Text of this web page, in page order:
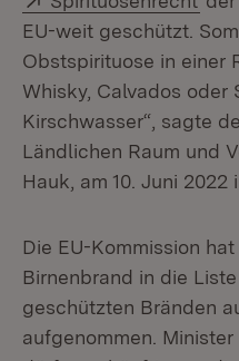
EU-weit geschützt.
Obstspirituose in einer
Whisky, Calvados oder
Kirschwasser“, sagte
Ländlichen Raum und
Hauk, am 10. Juni 2022
Die EU-Kommission
Birnenbrand in die
geschützten Bränden
aufgenommen.